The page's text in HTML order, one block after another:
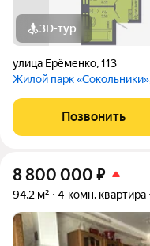
3D-тур
улица Ерёменко,113
Жилой парк «Сокольники»
Позвонить
8 800 000 ₽
94,2 м² 4-комн. квартира